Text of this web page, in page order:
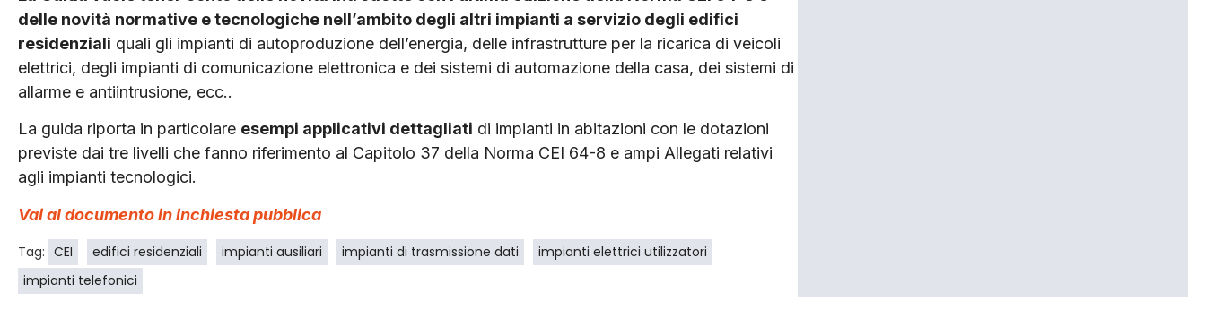
delle novità normative e tecnologiche nell’ambito degli altri impianti a servizio degli edifici
residenziali quali gli impianti di autoproduzione dell’energia, delle infrastrutture per la ricarica di veicoli
elettrici, degli impianti di comunicazione elettronica e dei sistemi di automazione della casa, dei sistemi di
allarme e antiintrusione, ecc..
La guida riporta in particolare esempi applicativi dettagliati di impianti in abitazioni con le dotazioni
previste dai tre livelli che fanno riferimento al Capitolo 37 della Norma CEI 64-8 e ampi Allegati relativi
agli impianti tecnologici.
Vai al documento in inchiesta pubblica
Tag: CEI edifici residenziali impianti ausiliari impianti di trasmissione dati
impianti elettrici utilizzatori
impianti telefonici